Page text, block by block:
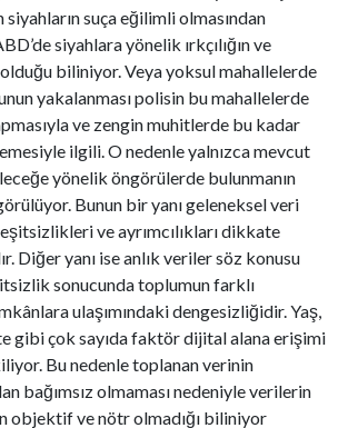
siyahların suça eğilimli olmasından
siyahlara yönelik ırkçılığın ve
olduğu biliniyor. Veya yoksul mahallelerde
yakalanması polisin bu mahallelerde
ve zengin muhitlerde bu kadar
ilgili. O nedenle yalnızca mevcut
yönelik öngörülerde bulunmanın
Bunun bir yanı geleneksel veri
ve ayrımcılıkları dikkate
Diğer yanı ise anlık veriler söz konusu
sonucunda toplumun farklı
ulaşımındaki dengesizliğidir. Yaş,
gibi çok sayıda faktör dijital alana erişimi
Bu nedenle toplanan verinin
bağımsız olmaması nedeniyle verilerin
objektif ve nötr olmadığı biliniyor